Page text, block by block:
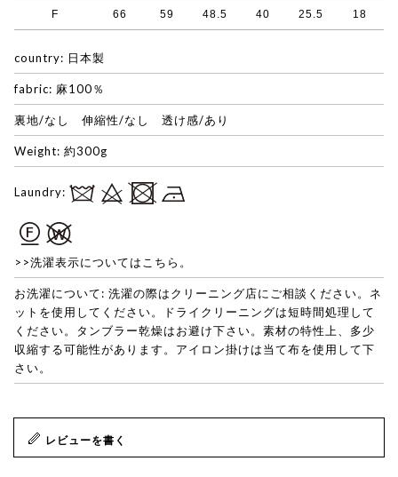
F 66 59 48.5 40 25.5 18
country: 日本製
fabric: 麻100％
裏地/なし 伸縮性/なし 透け感/あり
Weight: 約300g
Laundry:
>>洗濯表示についてはこちら。
お洗濯について: 洗濯の際はクリーニング店にご相談ください。ネ
ットを使用してください。ドライクリーニングは短時間処理して
ください。タンブラー乾燥はお避け下さい。素材の特性上、多少
収縮する可能性があります。アイロン掛けは当て布を使用して下
さい。
レビューを書く